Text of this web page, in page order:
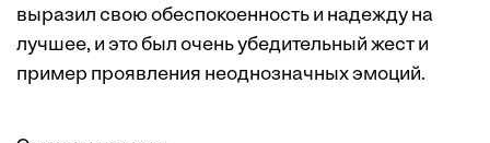
выразил свою обеспокоенность и надежду на
лучшее, и это был очень убедительный жест и
пример проявления неоднозначных эмоций.